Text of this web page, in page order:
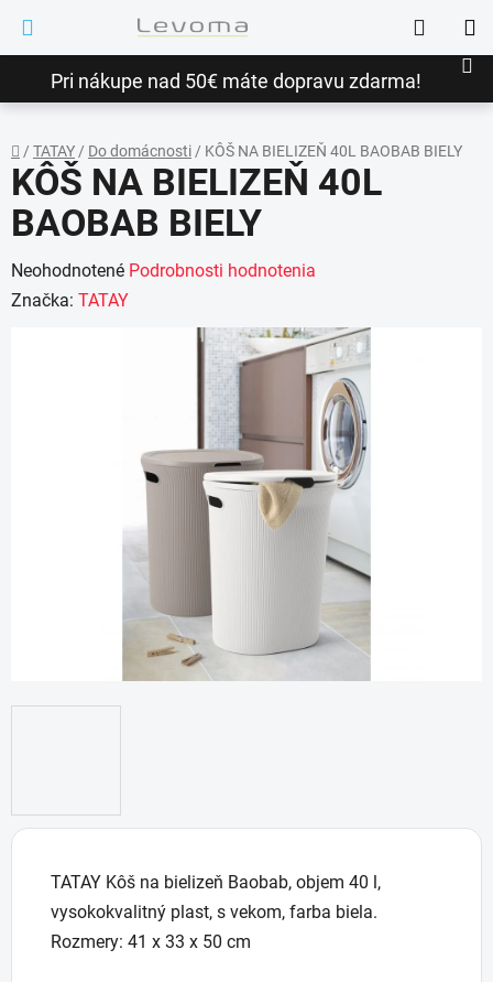
obsah
Pri nákupe nad 50€ máte dopravu zdarma!
Hľadať
Domov
/ TATAY/ Do domácnosti/ KÔŠ NA BIELIZEŇ 40L BAOBAB BIELY
TATAY Kôš na bielizeň Baobab, objem 40 l,
vysokokvalitný plast, s vekom, farba biela.
Rozmery: 41 x 33 x 50 cm
KÔŠ NA BIELIZEŇ 40L
BAOBAB BIELY
Priemerné
hodnotenie
Neohodnotené Podrobnosti hodnotenia
Značka: TATAY